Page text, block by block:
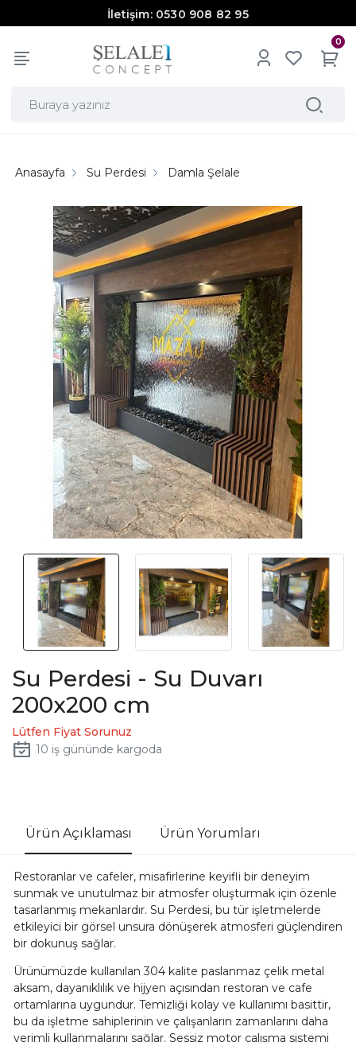
İletişim: 0530 908 82 95
0
Anasayfa Su Perdesi Damla Şelale
Su Perdesi - Su Duvarı
200x200 cm
Lütfen Fiyat Sorunuz
10 iş gününde kargoda
Ürün Açıklaması Ürün Yorumları
Restoranlar ve cafeler, misafirlerine keyifli bir deneyim
sunmak ve unutulmaz bir atmosfer oluşturmak için özenle
tasarlanmış mekanlardır. Su Perdesi, bu tür işletmelerde
etkileyici bir görsel unsura dönüşerek atmosferi güçlendiren
bir dokunuş sağlar.
Ürünümüzde kullanılan 304 kalite paslanmaz çelik metal
aksam, dayanıklılık ve hijyen açısından restoran ve cafe
ortamlarına uygundur. Temizliği kolay ve kullanımı basittir,
bu da işletme sahiplerinin ve çalışanların zamanlarını daha
verimli kullanmalarını sağlar. Sessiz motor çalışma sistemi